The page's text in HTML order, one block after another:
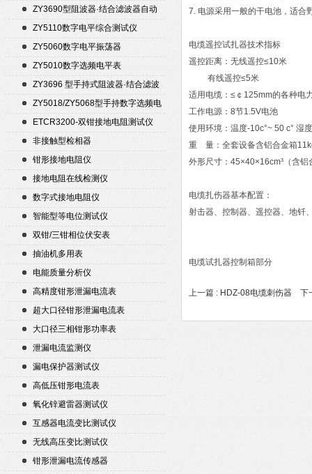
ZY3690型阻波器·结合滤波器自动
测试仪
ZY5110数字电平综合测试仪
ZY5060数字电平振荡器
ZY5010数字选频电平表
ZY3696 型手持式阻波器·结合滤波
器自动测试仪
ZY5018/ZY5068型手持数字选频电
平表/电平振荡器
ETCR3200-双钳接地电阻测试仪
非接触型检相器
钳形接地电阻仪
接地电阻在线检测仪
数字式接地电阻仪
智能型等电位测试仪
双钳/三钳相位伏安表
抽油机多用表
电能质量分析仪
高精度钳形泄漏电流表
超大口径钳形泄漏电流表
大口径三相钳形功率表
泄漏电流监测仪
漏电保护器测试仪
高低压钳形电流表
氧化锌避雷器测试仪
互感器电流变比测试仪
无线高压变比测试仪
钳形泄漏电流传感器
7. 电源采用一般的干电池，适合
电缆遥控试扎器技术指标
遥控距离：无线遥控≤10米
有线遥控≤5米
适用电缆：≤￠125mm的各种电
工作电源：8节1.5V电池
使用环境：温度-10c°~ 50 c° 湿
重 量：全套设备含铝合金箱
外形尺寸：45×40×16cm³（含铝
电缆扎伤器基本配置：
射击器、控制器、遥控器、地
电缆试扎器控制箱部分
上一篇 : HDZ-08电缆刺伤器 下